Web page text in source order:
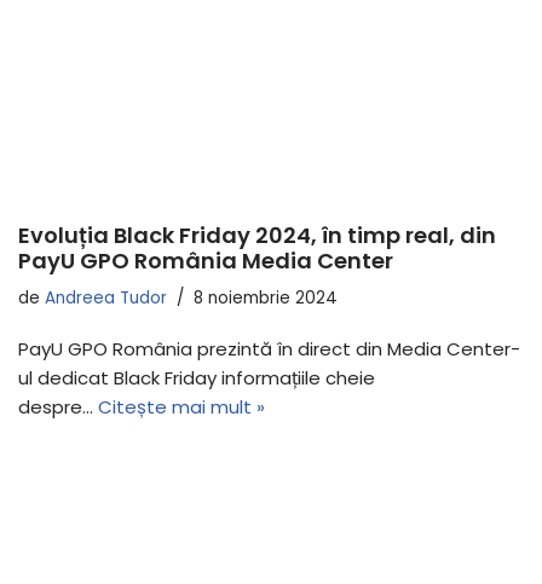
Evoluția Black Friday 2024, în timp real, din
PayU GPO România Media Center
de Andreea Tudor 8 noiembrie 2024
PayU GPO România prezintă în direct din Media Center-
ul dedicat Black Friday informațiile cheie
despre… Citește mai mult »